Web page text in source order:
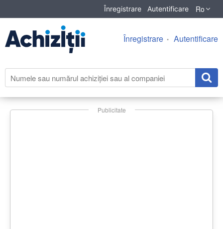
Înregistrare Autentificare Ro
Înregistrare Autentificare
Publicitate